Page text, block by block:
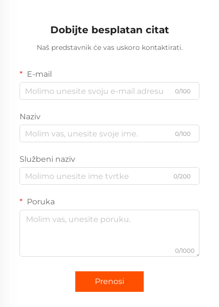
Dobijte besplatan citat
Naš predstavnik će vas uskoro kontaktirati.
E-mail
0/100
Naziv
0/100
Službeni naziv
0/200
Poruka
0/1000
Prenosi